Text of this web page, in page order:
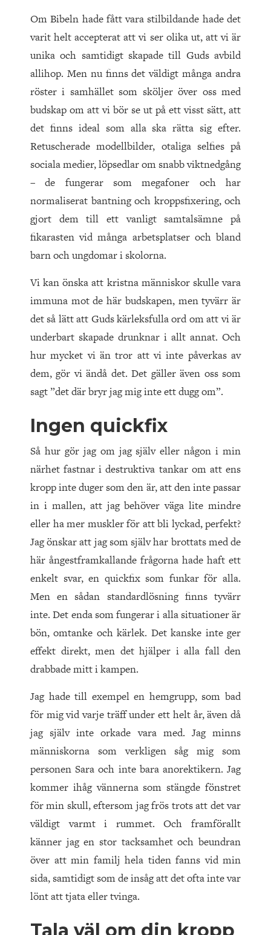
Om Bibeln hade fått vara stilbildande hade det
varit helt accepterat att vi ser olika ut, att vi är
unika och samtidigt skapade till Guds avbild
allihop. Men nu finns det väldigt många andra
röster i samhället som sköljer över oss med
budskap om att vi bör se ut på ett visst sätt, att
det finns ideal som alla ska rätta sig efter.
Retuscherade modellbilder, otaliga selfies på
sociala medier, löpsedlar om snabb viktnedgång
– de fungerar som megafoner och har
normaliserat bantning och kroppsfixering, och
gjort dem till ett vanligt samtalsämne på
fikarasten vid många arbetsplatser och bland
barn och ungdomar i skolorna.
Vi kan önska att kristna människor skulle vara
immuna mot de här budskapen, men tyvärr är
det så lätt att Guds kärleksfulla ord om att vi är
underbart skapade drunknar i allt annat. Och
hur mycket vi än tror att vi inte påverkas av
dem, gör vi ändå det. Det gäller även oss som
sagt ”det där bryr jag mig inte ett dugg om”.
Ingen quickfix
Så hur gör jag om jag själv eller någon i min
närhet fastnar i destruktiva tankar om att ens
kropp inte duger som den är, att den inte passar
in i mallen, att jag behöver väga lite mindre
eller ha mer muskler för att bli lyckad, perfekt?
Jag önskar att jag som själv har brottats med de
här ångestframkallande frågorna hade haft ett
enkelt svar, en quickfix som funkar för alla.
Men en sådan standardlösning finns tyvärr
inte. Det enda som fungerar i alla situationer är
bön, omtanke och kärlek. Det kanske inte ger
effekt direkt, men det hjälper i alla fall den
drabbade mitt i kampen.
Jag hade till exempel en hemgrupp, som bad
för mig vid varje träff under ett helt år, även då
jag själv inte orkade vara med. Jag minns
människorna som verkligen såg mig som
personen Sara och inte bara anorektikern. Jag
kommer ihåg vännerna som stängde fönstret
för min skull, eftersom jag frös trots att det var
väldigt varmt i rummet. Och framförallt
känner jag en stor tacksamhet och beundran
över att min familj hela tiden fanns vid min
sida, samtidigt som de insåg att det ofta inte var
lönt att tjata eller tvinga.